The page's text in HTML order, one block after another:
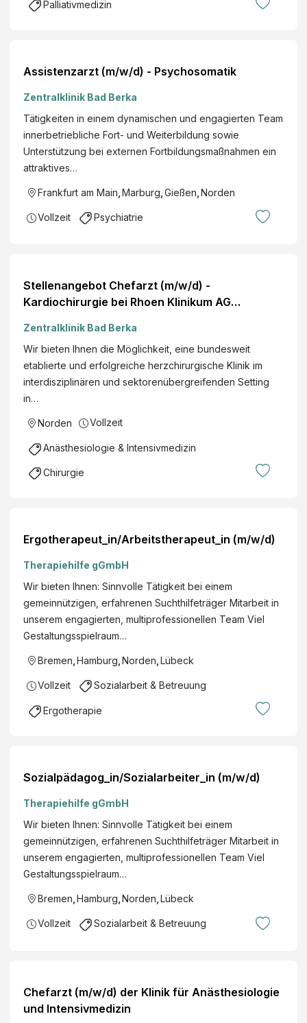
Palliativmedizin
Assistenzarzt (m/w/d) - Psychosomatik
Zentralklinik Bad Berka
Tätigkeiten in einem dynamischen und engagierten Team
innerbetriebliche Fort- und Weiterbildung sowie
Unterstützung bei externen Fortbildungsmaßnahmen ein
attraktives…
Frankfurt am Main Marburg Gießen Norden
Vollzeit Psychiatrie
Stellenangebot Chefarzt (m/w/d) -
Kardiochirurgie bei Rhoen Klinikum AG
Zentralklinik Bad Berka
Wir bieten Ihnen die Möglichkeit, eine bundesweit
etablierte und erfolgreiche herzchirurgische Klinik im
interdisziplinären und sektorenübergreifenden Setting
in…
Norden Vollzeit
Anästhesiologie & Intensivmedizin
Chirurgie
Ergotherapeut_in/Arbeitstherapeut_in (m/w/d)
Therapiehilfe gGmbH
Wir bieten Ihnen: Sinnvolle Tätigkeit bei einem
gemeinnützigen, erfahrenen Suchthilfeträger Mitarbeit in
unserem engagierten, multiprofessionellen Team Viel
Gestaltungsspielraum…
Bremen Hamburg Norden Lübeck
Vollzeit Sozialarbeit & Betreuung
Ergotherapie
Sozialpädagog_in/Sozialarbeiter_in (m/w/d)
Therapiehilfe gGmbH
Wir bieten Ihnen: Sinnvolle Tätigkeit bei einem
gemeinnützigen, erfahrenen Suchthilfeträger Mitarbeit in
unserem engagierten, multiprofessionellen Team Viel
Gestaltungsspielraum…
Bremen, Hamburg, Norden, Lübeck
Vollzeit Sozialarbeit & Betreuung
Chefarzt (m/w/d) der Klinik für Anästhesiologie
und Intensivmedizin